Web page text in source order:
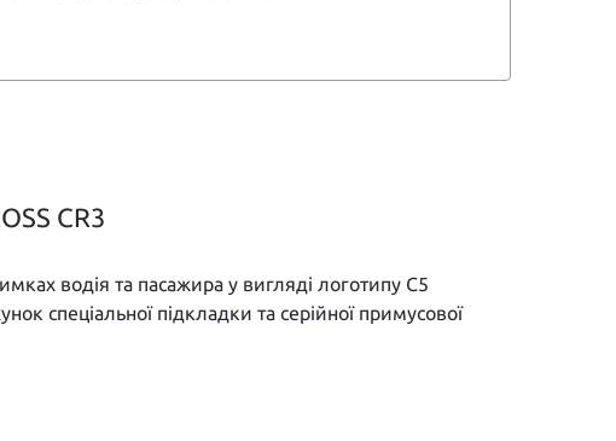
CR3
водія та пасажира у вигляді логотипу C5
спеціальної підкладки та серійної примусової